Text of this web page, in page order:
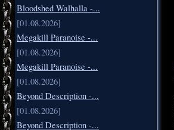
Bloodshed Walhalla -...
[01.08.2026]
Megakill Paranoise -...
[01.08.2026]
Megakill Paranoise -...
[01.08.2026]
Beyond Description -...
[01.08.2026]
Beyond Description -...